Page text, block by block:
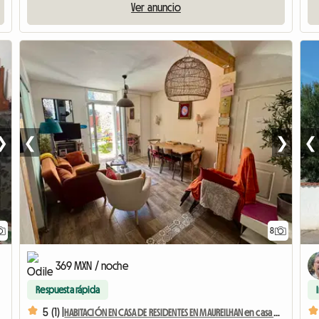
Ver anuncio
8
❮ ❯
369 MXN / noche
Respuesta rápida
5 (1) |
❮